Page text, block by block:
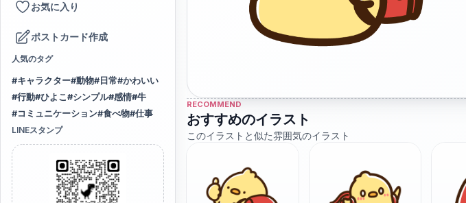
お気に入り
ポストカード作成
人気のタグ
#キャラクター#動物# 日常#かわいい
#行動#ひよこ#シンプル#感情#牛
#コミュニケーション#食べ物#仕事
LINEスタンプ
RECOMMEND
おすすめのイラスト
このイラストと似た雰囲気のイラスト